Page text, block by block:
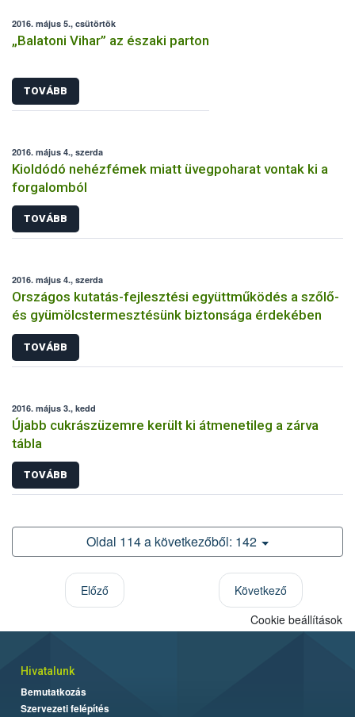
2016. május 5., csütörtök
„Balatoni Vihar” az északi parton
TOVÁBB
2016. május 4., szerda
Kioldódó nehézfémek miatt üvegpoharat vontak ki a
forgalomból
TOVÁBB
2016. május 4., szerda
Országos kutatás-fejlesztési együttműködés a szőlő-
és gyümölcstermesztésünk biztonsága érdekében
TOVÁBB
2016. május 3., kedd
Újabb cukrászüzemre került ki átmenetileg a zárva
tábla
TOVÁBB
Oldal 114 a következőből: 142
Előző
Következő
Cookie beállítások
Hivatalunk
Bemutatkozás
Szervezeti felépítés